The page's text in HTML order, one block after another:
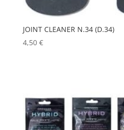
JOINT CLEANER N.34 (D.34)
4,50 €